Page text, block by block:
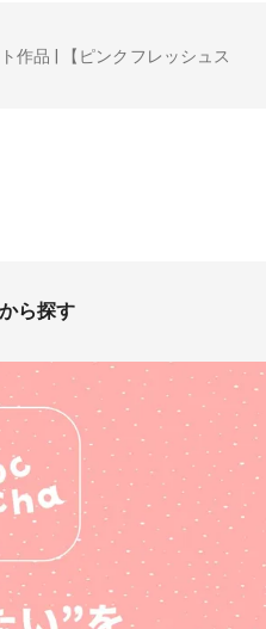
作品 | 【ピンクフレッシュス
ら探す